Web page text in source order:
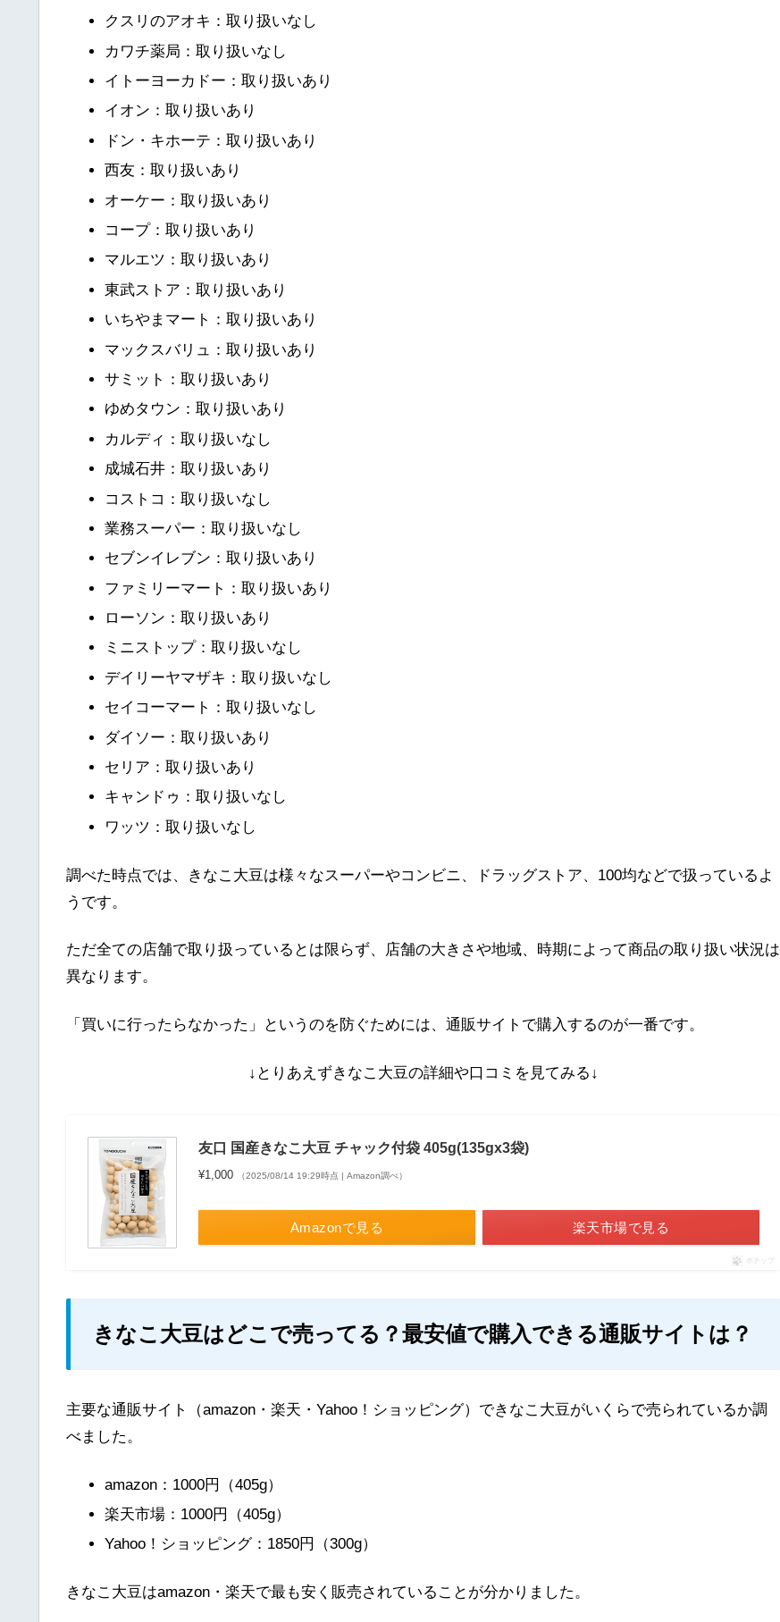
クスリのアオキ：取り扱いなし
カワチ薬局：取り扱いなし
イトーヨーカドー：取り扱いあり
イオン：取り扱いあり
ドン・キホーテ：取り扱いあり
西友：取り扱いあり
オーケー：取り扱いあり
コープ：取り扱いあり
マルエツ：取り扱いあり
東武ストア：取り扱いあり
いちやまマート：取り扱いあり
マックスバリュ：取り扱いあり
サミット：取り扱いあり
ゆめタウン：取り扱いあり
カルディ：取り扱いなし
成城石井：取り扱いあり
コストコ：取り扱いなし
業務スーパー：取り扱いなし
セブンイレブン：取り扱いあり
ファミリーマート：取り扱いあり
ローソン：取り扱いあり
ミニストップ：取り扱いなし
デイリーヤマザキ：取り扱いなし
セイコーマート：取り扱いなし
ダイソー：取り扱いあり
セリア：取り扱いあり
キャンドゥ：取り扱いなし
ワッツ：取り扱いなし
調べた時点では、きなこ大豆は様々なスーパーやコンビニ、ドラッグストア、100均などで扱っているよ
うです。
ただ全ての店舗で取り扱っているとは限らず、店舗の大きさや地域、時期によって商品の取り扱い状況は
異なります。
「買いに行ったらなかった」というのを防ぐためには、通販サイトで購入するのが一番です。
↓とりあえずきなこ大豆の詳細や口コミを見てみる↓
友口 国産きなこ大豆 チャック付袋 405g(135gx3袋)
¥1,000 （2025/08/14 19:29時点 | Amazon調べ）
Amazonで見る 楽天市場で見る
ポチップ
きなこ大豆はどこで売ってる？最安値で購入できる通販サイトは？
主要な通販サイト（amazon・楽天・Yahoo！ショッピング）できなこ大豆がいくらで売られているか調
べました。
amazon：1000円（405g）
楽天市場：1000円（405g）
Yahoo！ショッピング：1850円（300g）
きなこ大豆はamazon・楽天で最も安く販売されていることが分かりました。